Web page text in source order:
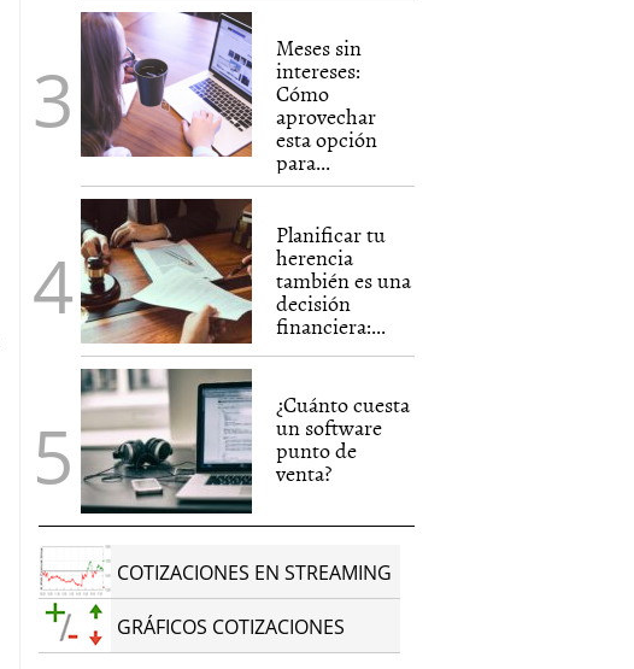
Meses sin
intereses:
Cómo
aprovechar
esta opción
para...
Planificar tu
herencia
también es una
decisión
financiera:...
¿Cuánto cuesta
un software
punto de
venta?
COTIZACIONES EN STREAMING
GRÁFICOS COTIZACIONES